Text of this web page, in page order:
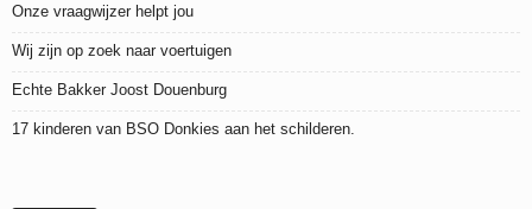
Onze vraagwijzer helpt jou
Wij zijn op zoek naar voertuigen
Echte Bakker Joost Douenburg
17 kinderen van BSO Donkies aan het schilderen.